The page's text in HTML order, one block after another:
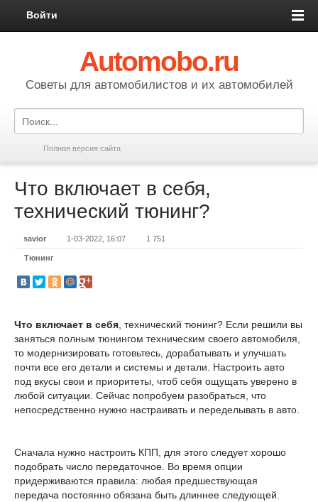
Войти
Automobo.ru
Cоветы для автомобилистов и их автомобилей
Полная версия сайта
Что включает в себя,
технический тюнинг?
savior 1-03-2022, 16:07 1 751
Тюнинг
Что включает в себя, технический тюнинг? Если решили вы
заняться полным тюнингом техническим своего автомобиля,
то модернизировать готовьтесь, дорабатывать и улучшать
почти все его детали и системы и детали. Настроить авто
под вкусы свои и приоритеты, чтоб себя ощущать уверено в
любой ситуации. Сейчас попробуем разобраться, что
непосредственно нужно настраивать и переделывать в авто.
Сначала нужно настроить КПП, для этого следует хорошо
подобрать число передаточное. Во время опции
придерживаются правила: любая предшествующая
передача постоянно обязана быть длиннее следующей.